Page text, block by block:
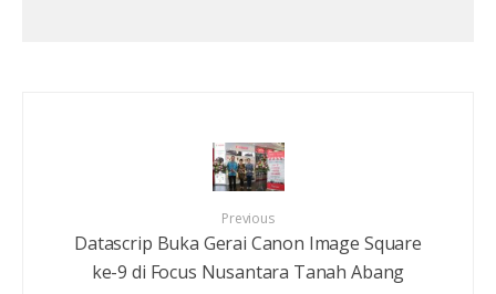
Previous
Datascrip Buka Gerai Canon Image Square
ke-9 di Focus Nusantara Tanah Abang